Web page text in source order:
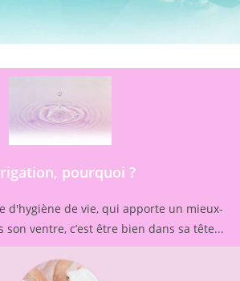
pourquoi ?
d'hygiène de vie, qui apporte un mieux-
ventre, c’est être bien dans sa tête...